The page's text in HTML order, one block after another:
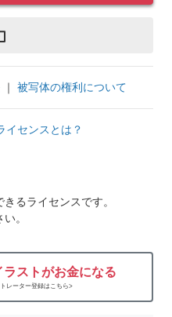
｜ 被写体の権利について
イセンスとは？
るライセンスです。
。
ストがお金になる
レーター登録はこちら>